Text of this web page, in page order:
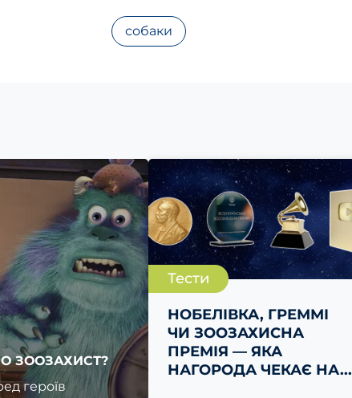
собаки
ЗООЗАХИСТ?
героїв
Тести
НОБЕЛІВКА, ГРЕММІ
ЧИ ЗООЗАХИСНА
ПРЕМІЯ — ЯКА
НАГОРОДА ЧЕКАЄ НА...